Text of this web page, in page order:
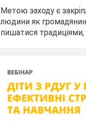
Метою заходу є
людини як
пишатися